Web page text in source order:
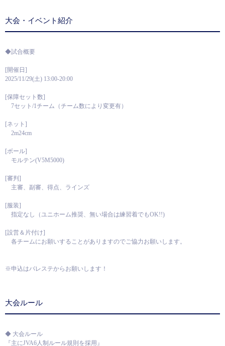
大会・イベント紹介
◆試合概要
[開催日]
2025/11/29(土) 13:00-20:00
[保障セット数]
7セット/1チーム（チーム数により変更有）
[ネット]
2m24cm
[ボール]
モルテン(V5M5000)
[審判]
主審、副審、得点、ラインズ
[服装]
指定なし（ユニホーム推奨、無い場合は練習着でもOK!!)
[設営＆片付け]
各チームにお願いすることがありますのでご協力お願いします。
※申込はバレステからお願いします！
大会ルール
◆ 大会ルール
『主にJVA6人制ルール規則を採用』